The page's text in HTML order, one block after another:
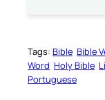
Tags: Bible Bible
Word Holy Bible
Portuguese